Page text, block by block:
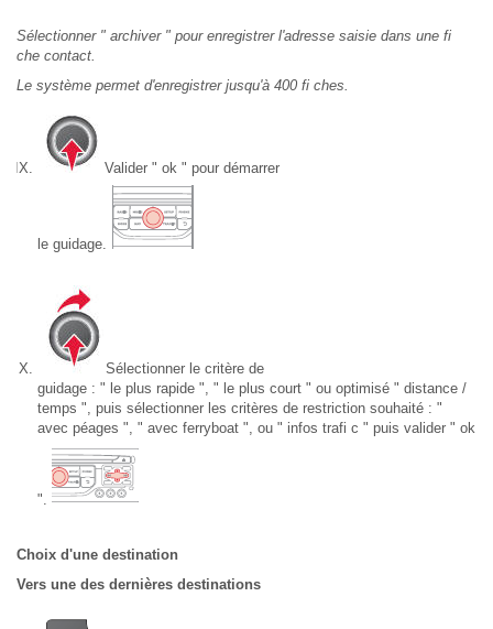
Sélectionner " archiver " pour enregistrer l'adresse saisie dans une fi
che contact.
Le système permet d'enregistrer jusqu'à 400 fi ches.
Valider " ok " pour démarrer
le guidage.
Sélectionner le critère de
guidage : " le plus rapide ", " le plus court " ou optimisé " distance /
temps ", puis sélectionner les critères de restriction souhaité : "
avec péages ", " avec ferryboat ", ou " infos trafi c " puis valider " ok
".
Choix d'une destination
Vers une des dernières destinations